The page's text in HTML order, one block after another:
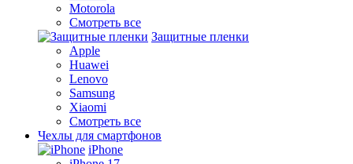
Motorola
Смотреть все
Защитные пленки
Apple
Huawei
Lenovo
Samsung
Xiaomi
Смотреть все
Чехлы для смартфонов
iPhone